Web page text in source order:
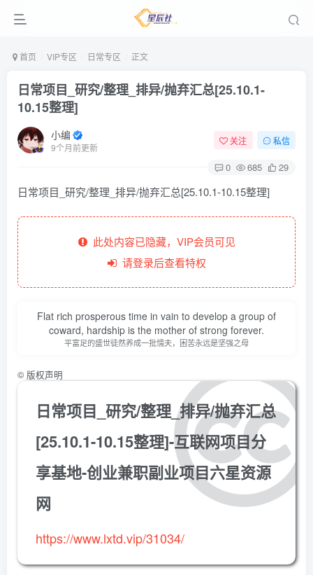
首页 VIP专区 日常专区 正文
日常项目_研究/整理_排异/抛弃汇总[25.10.1-
10.15整理]
小编
9个月前更新
关注 私信
0 685 29
日常项目_研究/整理_排异/抛弃汇总[25.10.1-10.15整理]
此处内容已隐藏，VIP会员可见
请登录后查看特权
Flat rich prosperous time in vain to develop a group of
coward, hardship is the mother of strong forever.
平富足的盛世徒然养成一批懦夫，困苦永远是坚强之母
© 版权声明
日常项目_研究/整理_排异/抛弃汇总
[25.10.1-10.15整理]-互联网项目分
享基地-创业兼职副业项目六星资源
网
https://www.lxtd.vip/31034/